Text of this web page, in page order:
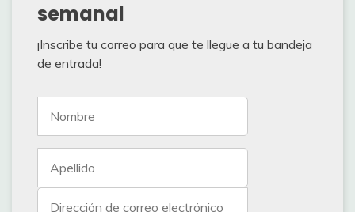
semanal
¡Inscribe tu correo para que te llegue a tu bandeja
de entrada!